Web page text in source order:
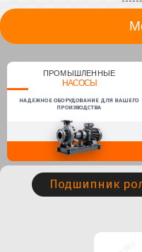
ПРОМЫШЛЕННЫЕ
НАСОСЫ
НАДЕЖНОЕ ОБОРУДОВАНИЕ ДЛЯ ВАШЕГО
ПРОИЗВОДСТВА
Подшипник